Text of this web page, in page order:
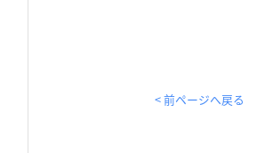
< 前ページへ戻る